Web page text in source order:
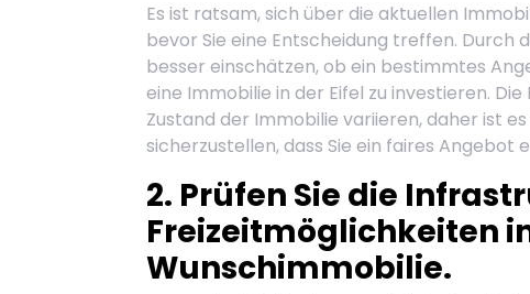
Es ist ratsam, sich über die aktuellen
bevor Sie eine Entscheidung treffen. Durch
besser einschätzen, ob ein bestimmtes
eine Immobilie in der Eifel zu investieren.
Zustand der Immobilie variieren, daher ist
sicherzustellen, dass Sie ein faires Angebot
2. Prüfen Sie die
Freizeitmöglichkeiten
Wunschimmobilie.